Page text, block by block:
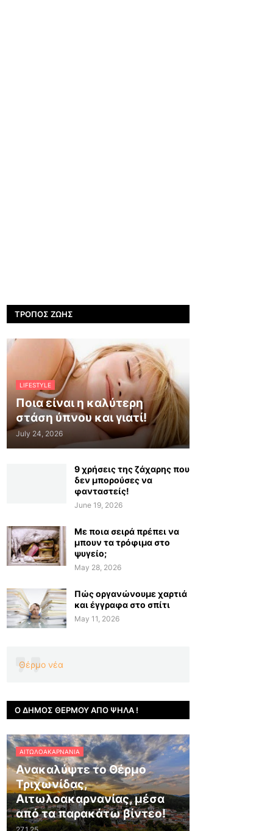
ΤΡΌΠΟΣ ΖΩΉΣ
LIFESTYLE
Ποια είναι η καλύτερη
στάση ύπνου και γιατί!
July 24, 2026
9 χρήσεις της ζάχαρης που
δεν μπορούσες να
φανταστείς!
June 19, 2026
Με ποια σειρά πρέπει να
μπουν τα τρόφιμα στο
ψυγείο;
May 28, 2026
Πώς οργανώνουμε χαρτιά
και έγγραφα στο σπίτι
May 11, 2026
Θέρμο νέα
Ο ΔΉΜΟΣ ΘΈΡΜΟΥ ΑΠΌ ΨΗΛΆ !
ΑΙΤΩΛΟΑΚΑΡΝΑΝΊΑ
Ανακαλύψτε το Θέρμο
Τριχωνίδας,
Αιτωλοακαρνανίας, μέσα
από τα παρακάτω βίντεο!